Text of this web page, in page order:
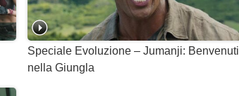
Speciale Evoluzione – Jumanji: Benvenuti
nella Giungla